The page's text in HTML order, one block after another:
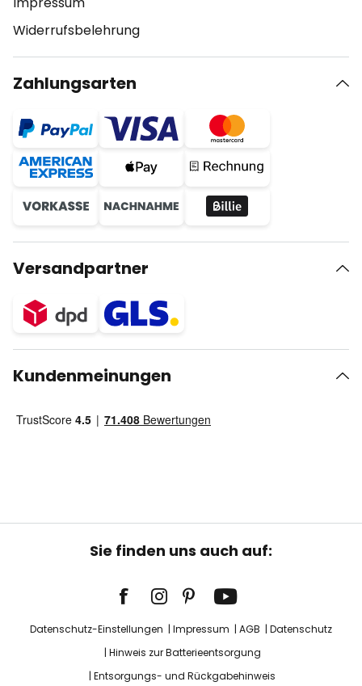
Widerrufsbelehrung
Zahlungsarten
Versandpartner
Kundenmeinungen
Sie finden uns auch auf:
Datenschutz-Einstellungen Impressum AGB
Datenschutz
Hinweis zur Batterieentsorgung
Entsorgungs- und Rückgabehinweis